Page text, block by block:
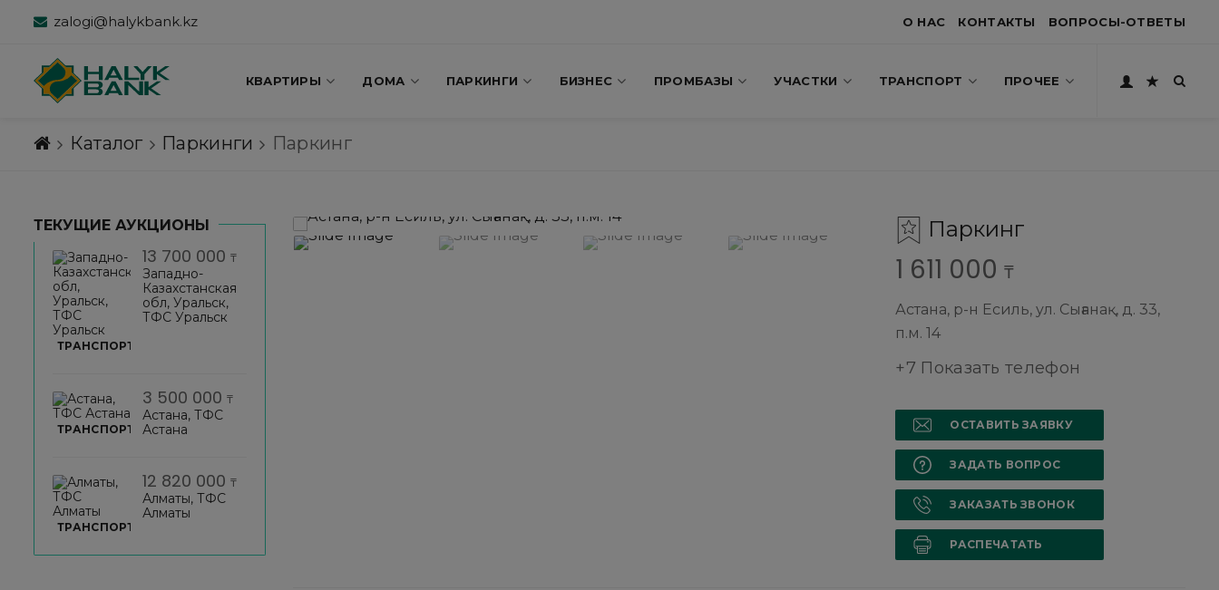
zalogi@halykbank.kz О НАС КОНТАКТЫ ВОПРОСЫ-ОТВЕТЫ
КВАРТИРЫ ДОМА ПАРКИНГИ БИЗНЕС ПРОМБАЗЫ УЧАСТКИ ТРАНСПОРТ ПРОЧЕЕ
Каталог Паркинги Паркинг
Паркинг
1 611 000₸
Астана, р-н Есиль, ул. Сығанақ, д. 33,
п.м. 14
+7 Показать телефон
ОСТАВИТЬ ЗАЯВКУ
ЗАДАТЬ ВОПРОС
ЗАКАЗАТЬ ЗВОНОК
РАСПЕЧАТАТЬ
ТЕКУЩИЕ АУКЦИОНЫ
ТРАНСПОРТ
13 700 000 ₸
Западно-
Казахстанская
обл, Уральск,
ТФС Уральск
ТРАНСПОРТ
3 500 000 ₸
Астана, ТФС
Астана
ТРАНСПОРТ
12 820 000 ₸
Алматы, ТФС
Алматы